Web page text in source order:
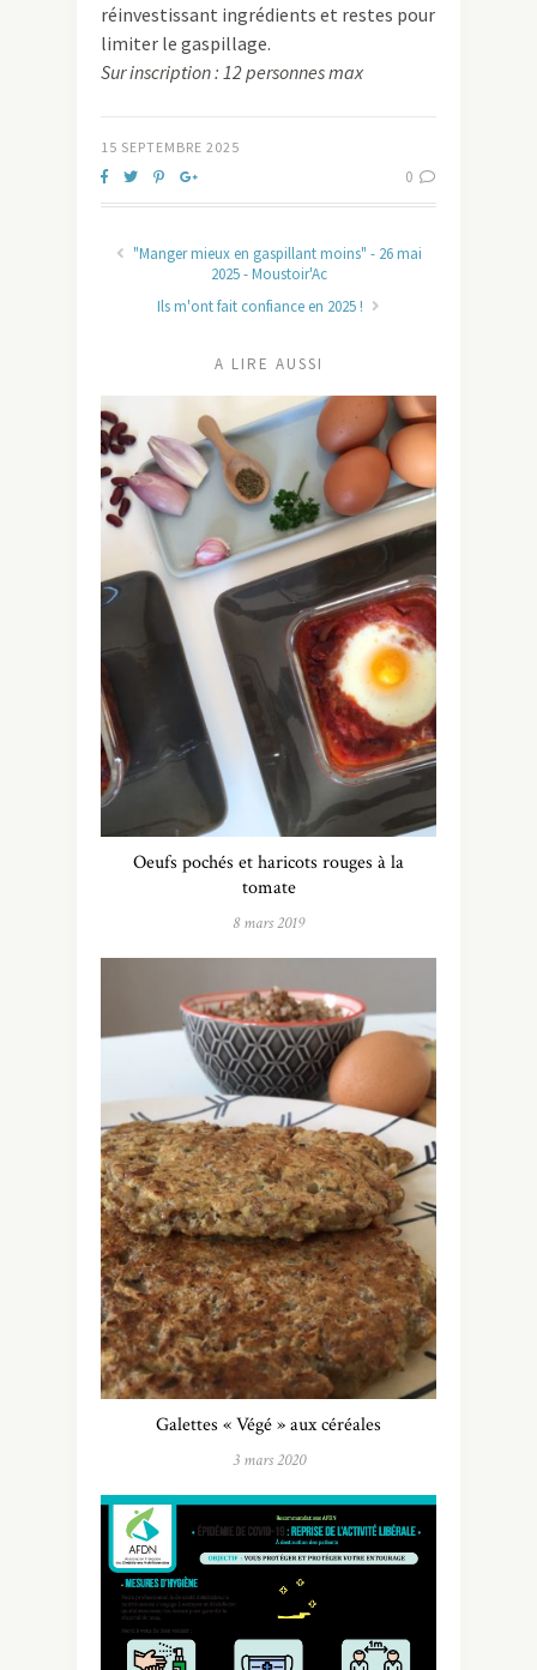
réinvestissant ingrédients et restes pour
limiter le gaspillage.
Sur inscription : 12 personnes max
15 SEPTEMBRE 2025
0
"Manger mieux en gaspillant moins" - 26 mai
2025 - Moustoir'Ac
Ils m'ont fait confiance en 2025 !
A LIRE AUSSI
Oeufs pochés et haricots rouges à la
tomate
8 mars 2019
Galettes « Végé » aux céréales
3 mars 2020